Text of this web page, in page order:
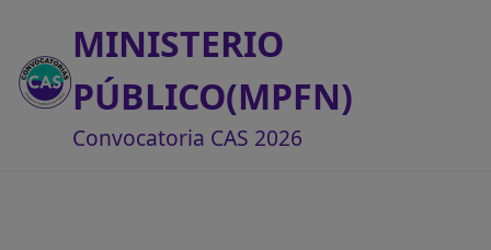
MINISTERIO
PÚBLICO(MPFN)
Convocatoria CAS 2026